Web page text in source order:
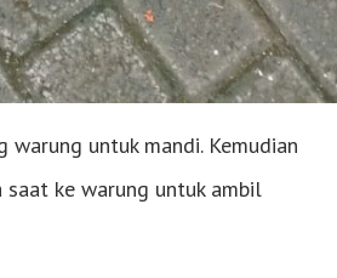
untuk mandi. Kemudian
saat ke warung untuk ambil